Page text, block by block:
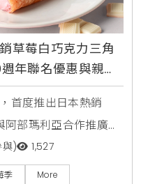
草莓白巧克力三角
年聯名優惠與親子
首度推出日本熱銷
部瑪利亞合作推廣。
開賣，聯名素還真
兒童節更有麥麥共讀
與) 1,527
季 More